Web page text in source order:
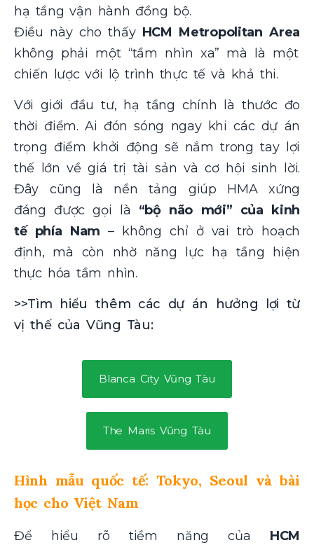
hạ tầng vận hành đồng bộ.
Điều này cho thấy HCM Metropolitan Area
không phải một “tầm nhìn xa” mà là một
chiến lược với lộ trình thực tế và khả thi.
Với giới đầu tư, hạ tầng chính là thước đo
thời điểm. Ai đón sóng ngay khi các dự án
trọng điểm khởi động sẽ nắm trong tay lợi
thế lớn về giá trị tài sản và cơ hội sinh lời.
Đây cũng là nền tảng giúp HMA xứng
đáng được gọi là “bộ não mới” của kinh
tế phía Nam – không chỉ ở vai trò hoạch
định, mà còn nhờ năng lực hạ tầng hiện
thực hóa tầm nhìn.
>>Tìm hiểu thêm các dự án hưởng lợi từ
vị thế của Vũng Tàu:
Blanca City Vũng Tàu
The Maris Vũng Tàu
Hình mẫu quốc tế: Tokyo, Seoul và bài
học cho Việt Nam
Để hiểu rõ tiềm năng của HCM